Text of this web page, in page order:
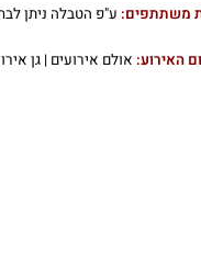
משתתפים: ע"פ הטבלה ניתן
האירוע: אולם אירועים | גן